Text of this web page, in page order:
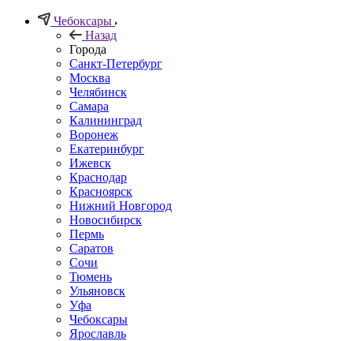
Чебоксары
Назад
Города
Санкт-Петербург
Москва
Челябинск
Самара
Калининград
Воронеж
Екатеринбург
Ижевск
Краснодар
Красноярск
Нижний Новгород
Новосибирск
Пермь
Саратов
Сочи
Тюмень
Ульяновск
Уфа
Чебоксары
Ярославль